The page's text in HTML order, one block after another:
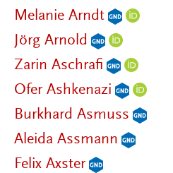
Melanie Arndt
Jörg Arnold
Zarin Aschrafi
Ofer Ashkenazi
Burkhard Asmuss
Aleida Assmann
Felix Axster